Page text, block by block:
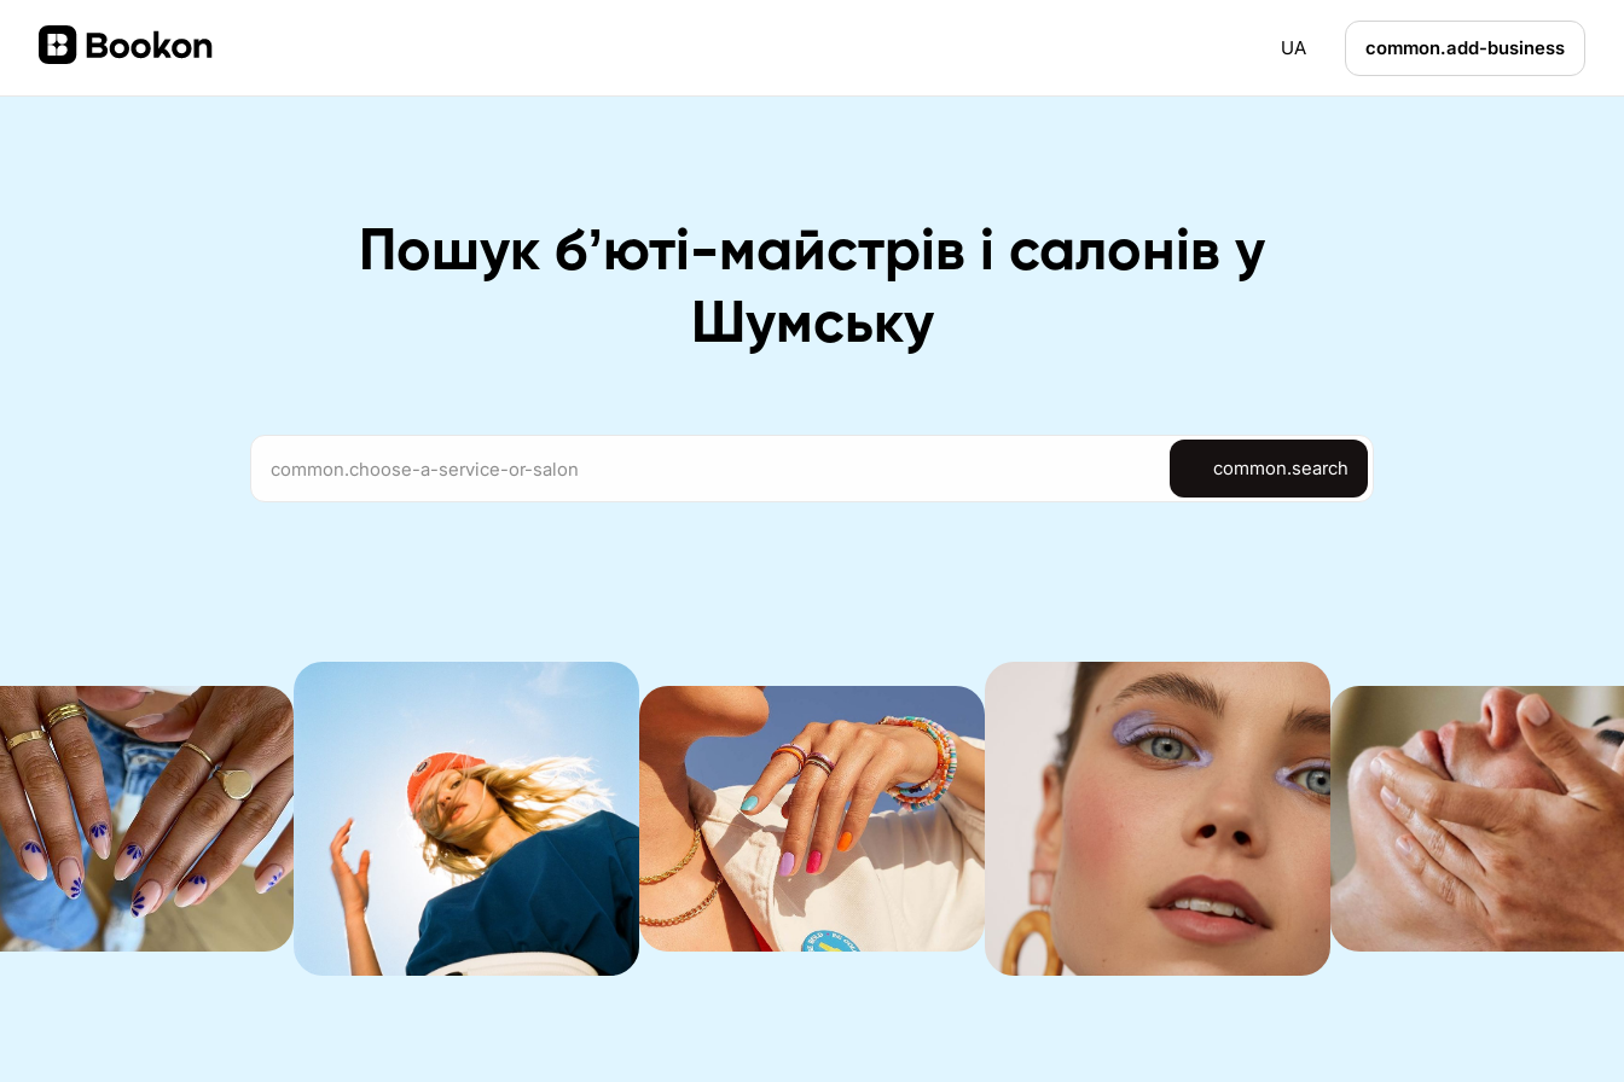
UA common.add-business
Пошук бʼюті-майстрів і салонів у
Шумську
common.search